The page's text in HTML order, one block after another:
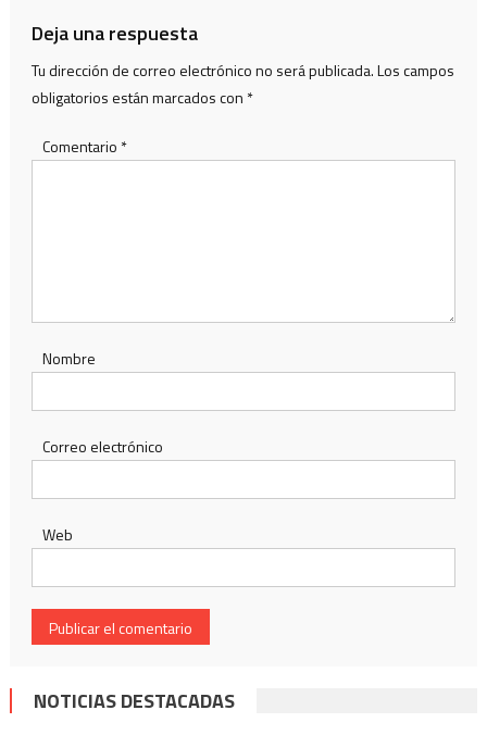
Deja una respuesta
Tu dirección de correo electrónico no será publicada.Los campos
obligatorios están marcados con *
Comentario *
Nombre
Correo electrónico
Web
NOTICIAS DESTACADAS